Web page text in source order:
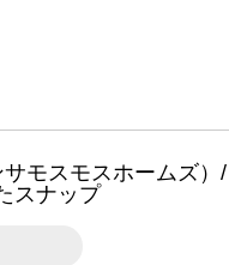
モスモスホームズ）/
スナップ